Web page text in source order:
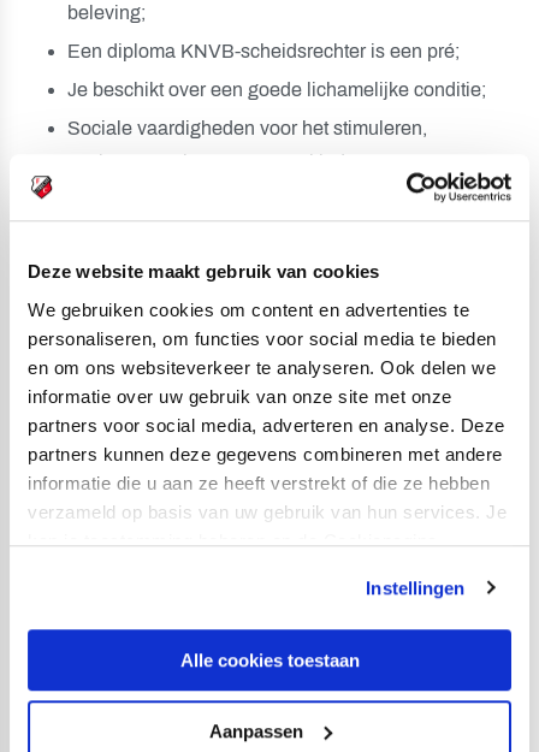
Deze website maakt gebruik van cookies
We gebruiken cookies om content en advertenties te
personaliseren, om functies voor social media te bieden
en om ons websiteverkeer te analyseren. Ook delen we
informatie over uw gebruik van onze site met onze
partners voor social media, adverteren en analyse. Deze
partners kunnen deze gegevens combineren met andere
informatie die u aan ze heeft verstrekt of die ze hebben
verzameld op basis van uw gebruik van hun services. Je
kan je toestemming beheren op de Cookiepagina.
Instellingen
Alle cookies toestaan
Aanpassen
beleving;
Een diploma KNVB-scheidsrechter is een pré;
Je beschikt over een goede lichamelijke conditie;
Sociale vaardigheden voor het stimuleren,
motiveren en instrueren van kinderen;
Is aanwezig bij uit-, thuiswedstrijden en
teammanager bijeenkomsten;
Flexibele inzet vereist (ook in de avonduren en in
het weekend), dit is vooral op de dinsdagavonden
en zaterdagen;
6 tot 8 uur per week.
Een uitdagende functie binnen de dynamische wereld
van een professionele voetbalorganisatie. Je wordt
onderdeel van de staf van één van onze jeugdteams. Je
krijgt een volledig kleding pakket als FC Utrecht staf. Er